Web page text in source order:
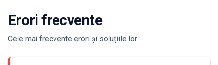
Erori frecvente
Cele mai frecvente erori și soluțiile lor